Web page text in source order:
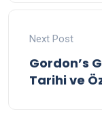
Next Post
Gordon’s
Tarihi ve